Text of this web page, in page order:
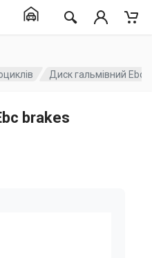
Диск гальмівний Ebc
brakes